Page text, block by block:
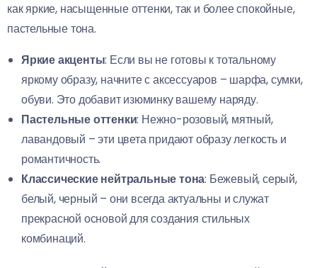
как яркие, насыщенные оттенки, так и более спокойные,
пастельные тона.
Яркие акценты: Если вы не готовы к тотальному
яркому образу, начните с аксессуаров – шарфа, сумки,
обуви. Это добавит изюминку вашему наряду.
Пастельные оттенки: Нежно-розовый, мятный,
лавандовый – эти цвета придают образу легкость и
романтичность.
Классические нейтральные тона: Бежевый, серый,
белый, черный – они всегда актуальны и служат
прекрасной основой для создания стильных
комбинаций.